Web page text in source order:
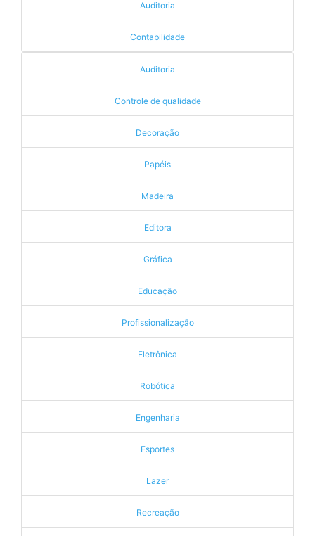
Auditoria
Contabilidade
Auditoria
Controle de qualidade
Decoração
Papéis
Madeira
Editora
Gráfica
Educação
Profissionalização
Eletrônica
Robótica
Engenharia
Esportes
Lazer
Recreação